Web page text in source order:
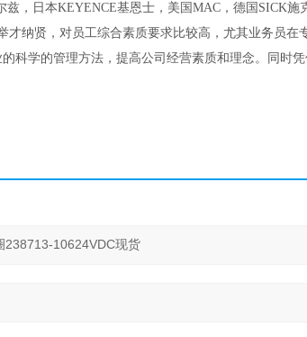
兹，日本KEYENCE基恩士，美国MAC，德国SICK
纳贤，对员工综合素质要求比较高，尤其业务员在
科学的管理方法，提高公司经营素质和理念。同时